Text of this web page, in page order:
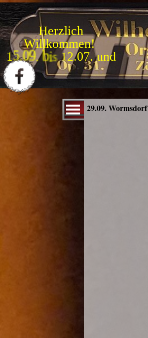
Direkt zum Seiteninhalt
Herzlich
Willkommen!
15.09. bis 31.10.
Menü überspringen29.09. Wormsdorf